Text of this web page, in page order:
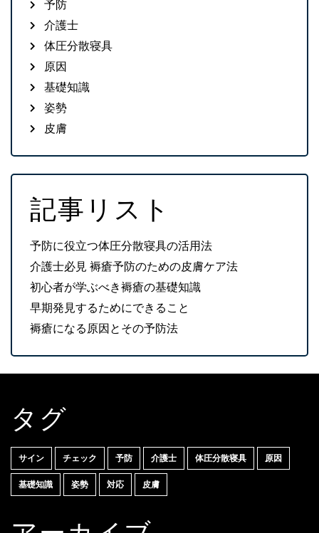
予防
介護士
体圧分散寝具
原因
基礎知識
姿勢
皮膚
記事リスト
予防に役立つ体圧分散寝具の活用法
介護士必見 褥瘡予防のための皮膚ケア法
初心者が学ぶべき褥瘡の基礎知識
早期発見するためにできること
褥瘡になる原因とその予防法
タグ
サイン チェック 予防 介護士 体圧分散寝具 原因
基礎知識 姿勢 対応 皮膚